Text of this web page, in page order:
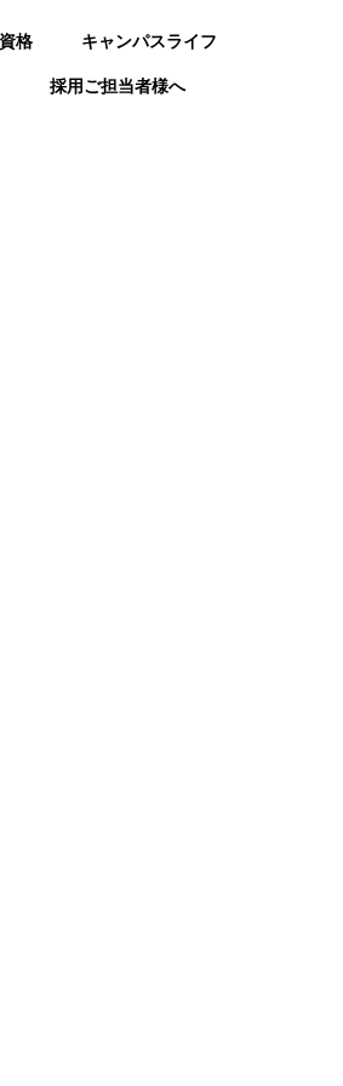
格 キャンパスライフ
採用ご担当者様へ